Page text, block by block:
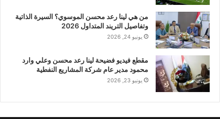
من هي لينا رعد محسن الموسوي؟ السيرة الذاتية
وتفاصيل التريند المتداول 2026
يونيو 24, 2026
مقطع فيديو فضيحة لينا رعد محسن وعلي وارد
محمود مدير عام شركة المشاريع النفطية
يونيو 23, 2026